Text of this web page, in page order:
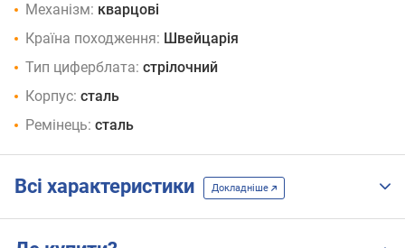
Механізм: кварцові
Країна походження: Швейцарія
Тип циферблата: стрілочний
Корпус: сталь
Ремінець: сталь
Всі характеристики Докладніше